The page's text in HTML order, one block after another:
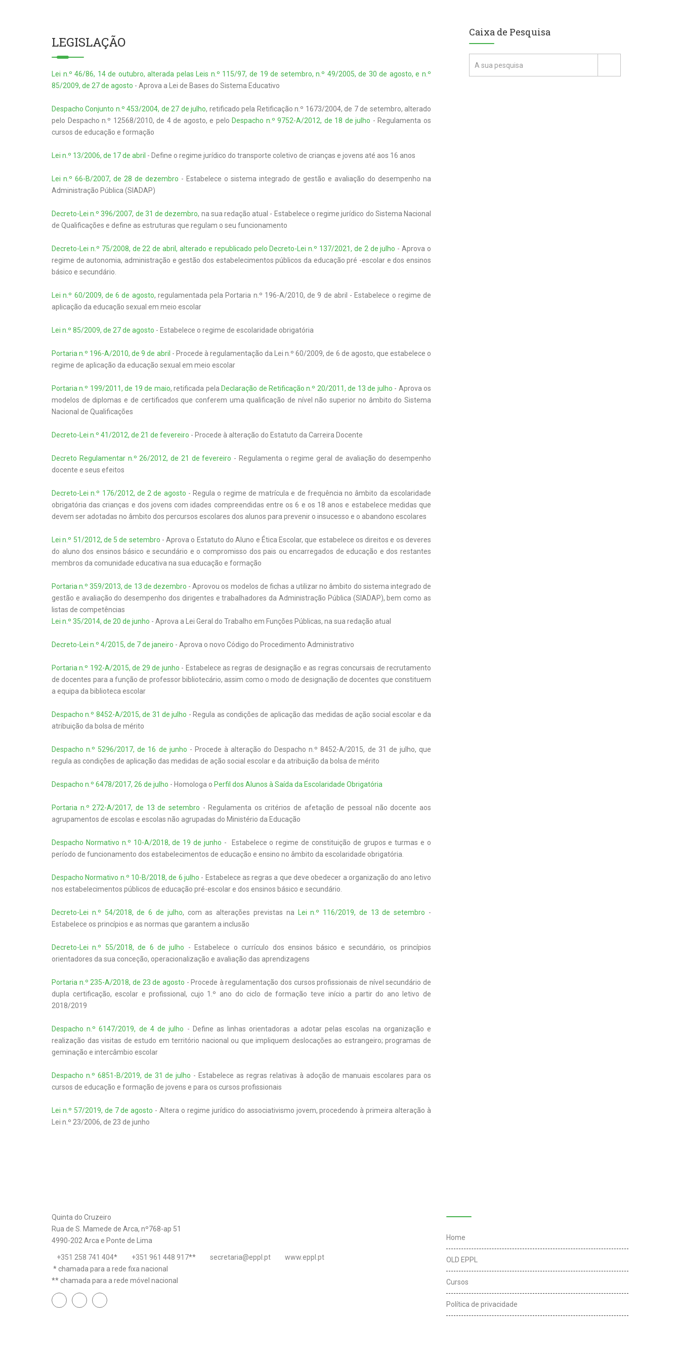
LEGISLAÇÃO
Lei n.º 46/86, 14 de outubro, alterada pelas Leis n.º 115/97, de 19 de setembro, n.º 49/2005, de 30 de agosto, e n.º
85/2009, de 27 de agosto - Aprova a Lei de Bases do Sistema Educativo
Despacho Conjunto n.º 453/2004, de 27 de julho, retificado pela Retificação n.º 1673/2004, de 7 de setembro, alterado
pelo Despacho n.º 12568/2010, de 4 de agosto, e pelo Despacho n.º 9752-A/2012, de 18 de julho - Regulamenta os
cursos de educação e formação
Lei n.º 13/2006, de 17 de abril - Define o regime jurídico do transporte coletivo de crianças e jovens até aos 16 anos
Lei n.º 66-B/2007, de 28 de dezembro - Estabelece o sistema integrado de gestão e avaliação do desempenho na
Administração Pública (SIADAP)
Decreto-Lei n.º 396/2007, de 31 de dezembro, na sua redação atual - Estabelece o regime jurídico do Sistema Nacional
de Qualificações e define as estruturas que regulam o seu funcionamento
Decreto-Lei n.º 75/2008, de 22 de abril, alterado e republicado pelo Decreto-Lei n.º 137/2021, de 2 de julho - Aprova o
regime de autonomia, administração e gestão dos estabelecimentos públicos da educação pré -escolar e dos ensinos
básico e secundário.
Lei n.º 60/2009, de 6 de agosto, regulamentada pela Portaria n.º 196-A/2010, de 9 de abril - Estabelece o regime de
aplicação da educação sexual em meio escolar
Lei n.º 85/2009, de 27 de agosto - Estabelece o regime de escolaridade obrigatória
Portaria n.º 196-A/2010, de 9 de abril - Procede à regulamentação da Lei n.º 60/2009, de 6 de agosto, que estabelece o
regime de aplicação da educação sexual em meio escolar
Portaria n.º 199/2011, de 19 de maio, retificada pela Declaração de Retificação n.º 20/2011, de 13 de julho - Aprova os
modelos de diplomas e de certificados que conferem uma qualificação de nível não superior no âmbito do Sistema
Nacional de Qualificações
Decreto-Lei n.º 41/2012, de 21 de fevereiro - Procede à alteração do Estatuto da Carreira Docente
Decreto Regulamentar n.º 26/2012, de 21 de fevereiro - Regulamenta o regime geral de avaliação do desempenho
docente e seus efeitos
Decreto-Lei n.º 176/2012, de 2 de agosto - Regula o regime de matrícula e de frequência no âmbito da escolaridade
obrigatória das crianças e dos jovens com idades compreendidas entre os 6 e os 18 anos e estabelece medidas que
devem ser adotadas no âmbito dos percursos escolares dos alunos para prevenir o insucesso e o abandono escolares
Lei n.º 51/2012, de 5 de setembro - Aprova o Estatuto do Aluno e Ética Escolar, que estabelece os direitos e os deveres
do aluno dos ensinos básico e secundário e o compromisso dos pais ou encarregados de educação e dos restantes
membros da comunidade educativa na sua educação e formação
Portaria n.º 359/2013, de 13 de dezembro - Aprovou os modelos de fichas a utilizar no âmbito do sistema integrado de
gestão e avaliação do desempenho dos dirigentes e trabalhadores da Administração Pública (SIADAP), bem como as
listas de competências
Lei n.º 35/2014, de 20 de junho - Aprova a Lei Geral do Trabalho em Funções Públicas, na sua redação atual
Decreto-Lei n.º 4/2015, de 7 de janeiro - Aprova o novo Código do Procedimento Administrativo
Portaria n.º 192-A/2015, de 29 de junho - Estabelece as regras de designação e as regras concursais de recrutamento
de docentes para a função de professor bibliotecário, assim como o modo de designação de docentes que constituem
a equipa da biblioteca escolar
Despacho n.º 8452-A/2015, de 31 de julho - Regula as condições de aplicação das medidas de ação social escolar e da
atribuição da bolsa de mérito
Despacho n.º 5296/2017, de 16 de junho - Procede à alteração do Despacho n.º 8452-A/2015, de 31 de julho, que
regula as condições de aplicação das medidas de ação social escolar e da atribuição da bolsa de mérito
Despacho n.º 6478/2017, 26 de julho - Homologa o Perfil dos Alunos à Saída da Escolaridade Obrigatória
Portaria n.º 272-A/2017, de 13 de setembro - Regulamenta os critérios de afetação de pessoal não docente aos
agrupamentos de escolas e escolas não agrupadas do Ministério da Educação
Despacho Normativo n.º 10-A/2018, de 19 de junho - Estabelece o regime de constituição de grupos e turmas e o
período de funcionamento dos estabelecimentos de educação e ensino no âmbito da escolaridade obrigatória.
Despacho Normativo n.º 10-B/2018, de 6 julho - Estabelece as regras a que deve obedecer a organização do ano letivo
nos estabelecimentos públicos de educação pré-escolar e dos ensinos básico e secundário.
Decreto-Lei n.º 54/2018, de 6 de julho, com as alterações previstas na Lei n.º 116/2019, de 13 de setembro -
Estabelece os princípios e as normas que garantem a inclusão
Decreto-Lei n.º 55/2018, de 6 de julho - Estabelece o currículo dos ensinos básico e secundário, os princípios
orientadores da sua conceção, operacionalização e avaliação das aprendizagens
Portaria n.º 235-A/2018, de 23 de agosto - Procede à regulamentação dos cursos profissionais de nível secundário de
dupla certificação, escolar e profissional, cujo 1.º ano do ciclo de formação teve início a partir do ano letivo de
2018/2019
Despacho n.º 6147/2019, de 4 de julho - Define as linhas orientadoras a adotar pelas escolas na organização e
realização das visitas de estudo em território nacional ou que impliquem deslocações ao estrangeiro; programas de
geminação e intercâmbio escolar
Despacho n.º 6851-B/2019, de 31 de julho - Estabelece as regras relativas à adoção de manuais escolares para os
cursos de educação e formação de jovens e para os cursos profissionais
Lei n.º 57/2019, de 7 de agosto - Altera o regime jurídico do associativismo jovem, procedendo à primeira alteração à
Lei n.º 23/2006, de 23 de junho
Caixa de Pesquisa
Quinta do Cruzeiro
Rua de S. Mamede de Arca, nº768-ap 51
4990-202 Arca e Ponte de Lima
+351 258 741 404* +351 961 448 917** secretaria@eppl.pt
www.eppl.pt
* chamada para a rede fixa nacional
** chamada para a rede móvel nacional
Home
OLD EPPL
Cursos
Política de privacidade